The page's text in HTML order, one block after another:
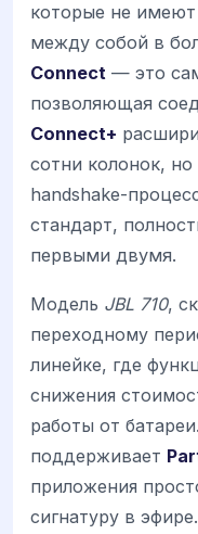
которые не
между собой в
Connect — это
позволяющая
Connect+
сотни колонок,
handshake-
стандарт,
первыми двумя.
Модель JBL 710,
переходному
линейке, где
снижения
работы от
поддерживает
приложения
сигнатуру в